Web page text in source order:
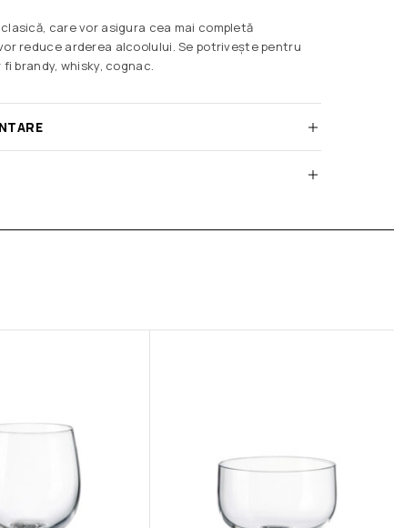
care vor asigura cea mai completă
reduce arderea alcoolului. Se potrivește pentru
brandy, whisky, cognac.